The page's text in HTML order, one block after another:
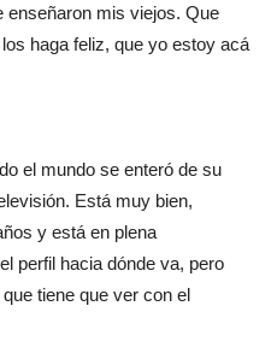
enseñaron mis viejos. Que
haga feliz, que yo estoy acá
el mundo se enteró de su
Está muy bien,
y está en plena
perfil hacia dónde va, pero
tiene que ver con el